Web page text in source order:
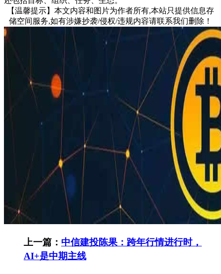
【温馨提示】本文内容和图片为作者所有,本站只提供信息存
储空间服务,如有涉嫌抄袭/侵权/违规内容请联系我们删除！
上一篇： 中信建投陈果：跨年行情进行时，
AI+是中期主线